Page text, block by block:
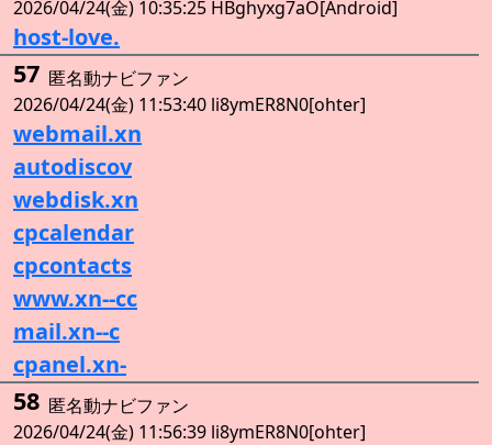
2026/04/24(金) 10:35:25 HBghyxg7aO[Android]
host-love.
57 匿名動ナビファン
2026/04/24(金) 11:53:40 li8ymER8N0[ohter]
webmail.xn
autodiscov
webdisk.xn
cpcalendar
cpcontacts
www.xn--cc
mail.xn--c
cpanel.xn-
58 匿名動ナビファン
2026/04/24(金) 11:56:39 li8ymER8N0[ohter]